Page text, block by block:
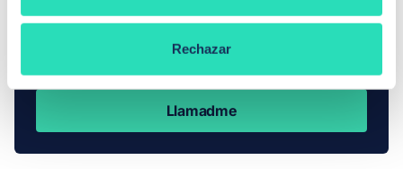
Rechazar
Nuestros expertos pueden ayudarte
Llamadme